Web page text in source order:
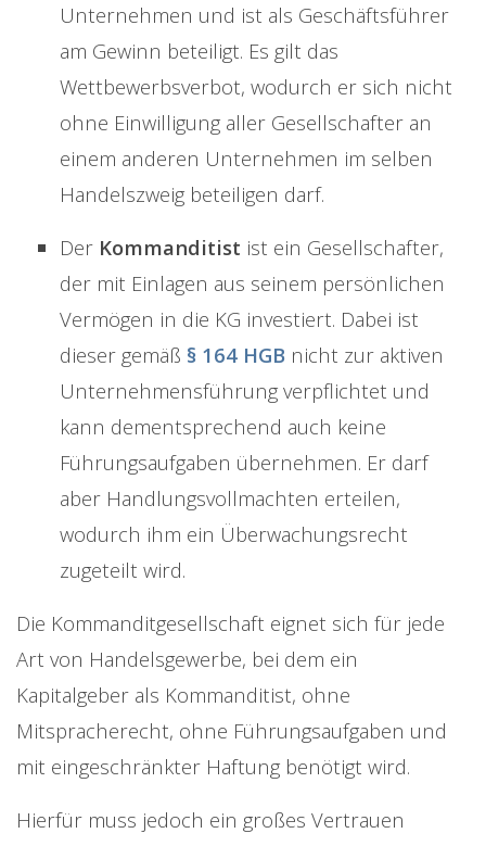
Unternehmen und ist als Geschäftsführer
am Gewinn beteiligt. Es gilt das
Wettbewerbsverbot, wodurch er sich nicht
ohne Einwilligung aller Gesellschafter an
einem anderen Unternehmen im selben
Handelszweig beteiligen darf.
Der Kommanditist ist ein Gesellschafter,
der mit Einlagen aus seinem persönlichen
Vermögen in die KG investiert. Dabei ist
dieser gemäß § 164 HGB nicht zur aktiven
Unternehmensführung verpflichtet und
kann dementsprechend auch keine
Führungsaufgaben übernehmen. Er darf
aber Handlungsvollmachten erteilen,
wodurch ihm ein Überwachungsrecht
zugeteilt wird.
Die Kommanditgesellschaft eignet sich für jede
Art von Handelsgewerbe, bei dem ein
Kapitalgeber als Kommanditist, ohne
Mitspracherecht, ohne Führungsaufgaben und
mit eingeschränkter Haftung benötigt wird.
Hierfür muss jedoch ein großes Vertrauen